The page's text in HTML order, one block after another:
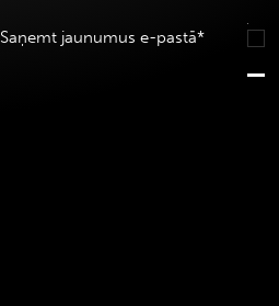
Saņemt jaunumus e-pastā*